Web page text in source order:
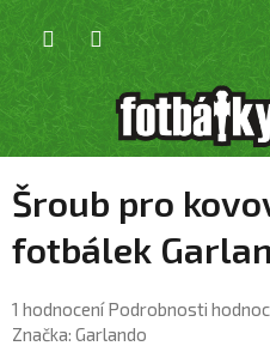
Přejít
obsah
Šroub pro
fotbálek
Průměrné
hodnocení
1 hodnocení Podrobnosti
Značka: Garlando